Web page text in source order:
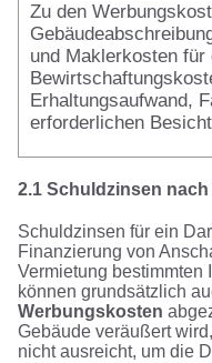
Zu den
und Maklerkosten für
Erhaltungsaufwand,
erforderlichen
2.1 Schuldzinsen nach
Schuldzinsen für ein
Finanzierung von
Vermietung bestimmten
können grundsätzlich
Werbungskosten
Gebäude veräußert
nicht ausreicht, um die